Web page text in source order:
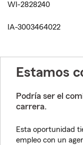
WI-2828240
IA-3003464022
Estamos
Podría ser el
carrera.
Esta oportunidad
empleo con un